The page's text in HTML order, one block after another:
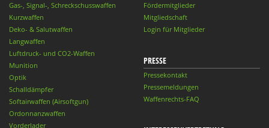
Gas-, Signal-, Schreckschusswaffen
Kurzwaffen
Deko- & Salutwaffen
Langwaffen
Luftdruck- und CO2-Waffen
Munition
Optik
Schalldämpfer
Softairwaffen (Airsoftgun)
Ordonnanzwaffen
Vorderlader
Fördermitglieder
Mitgliedschaft
Login für Mitglieder
PRESSE
Pressekontakt
Pressemeldungen
Waffenrechts-FAQ